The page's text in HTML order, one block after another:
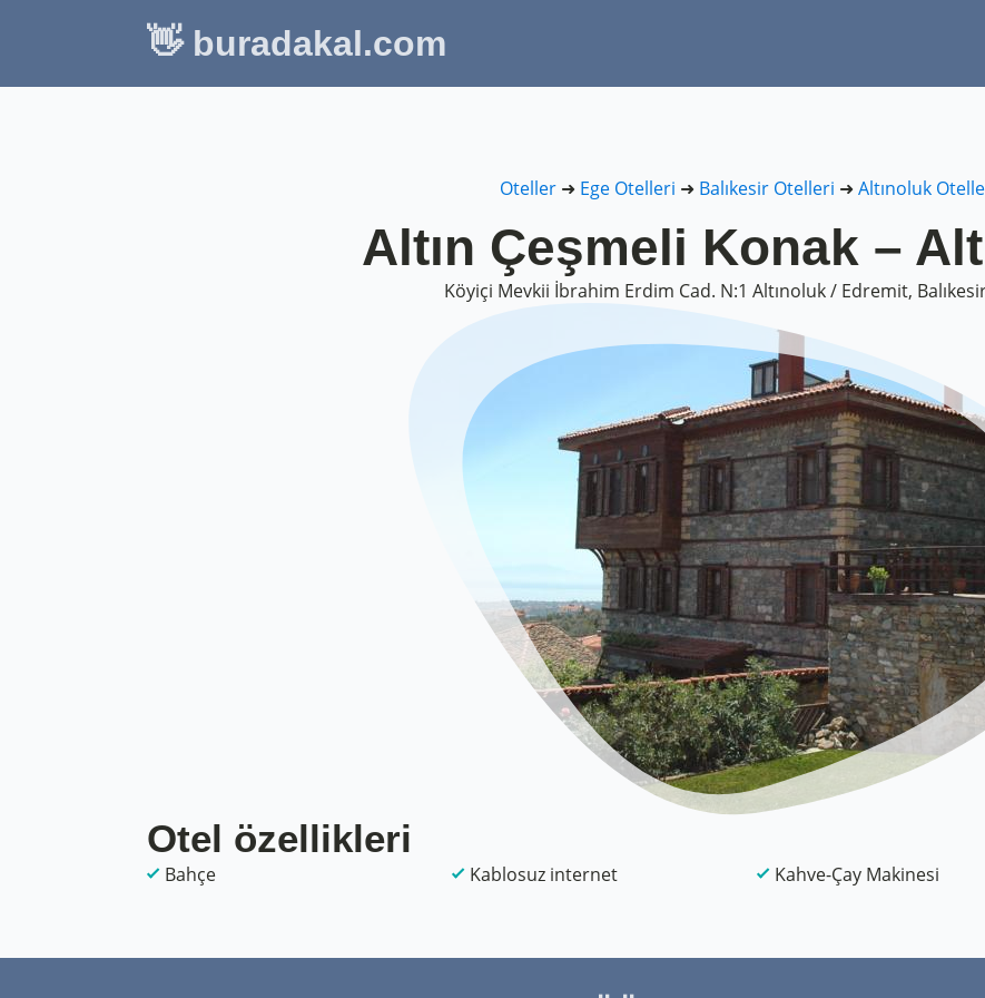
👋 buradakal.com
Oteller➜ Ege Otelleri ➜ Balıkesir Otelleri ➜ Altınoluk
Altın Çeşmeli Konak –
Köyiçi Mevkii İbrahim Erdim Cad. N:1 Altınoluk / Edremit,
Otel özellikleri
Bahçe Kablosuz internet Kahve-Çay Makinesi